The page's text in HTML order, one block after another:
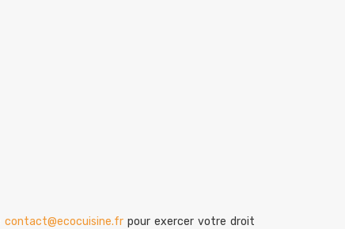
contact@ecocuisine.frpour exercer votre droit